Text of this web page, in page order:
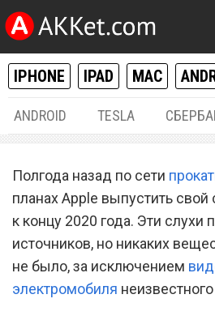
IPHONE IPAD MAC
ANDROID TESLA
Выход
iCar
Полгода назад по сети
планах Apple выпустить
к концу 2020 года. Эти
источников, но никаких
не было, за исключением
электромобиля